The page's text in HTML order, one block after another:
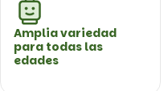
Amplia variedad
para todas las
edades